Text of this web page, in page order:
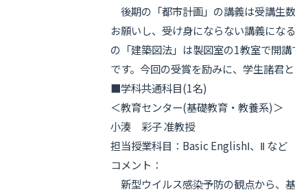
後期の「都市計画」の講義は受講生
お願いし、受け身にならない講義にな
の「建築図法」は製図室の1教室で開
です。今回の受賞を励みに、学生諸君
■学科共通科目(1名)
＜教育センター(基礎教育・教養系)＞
小湊 彩子 准教授
担当授業科目：Basic EnglishⅠ、Ⅱ など
コメント：
新型ウイルス感染予防の観点から、